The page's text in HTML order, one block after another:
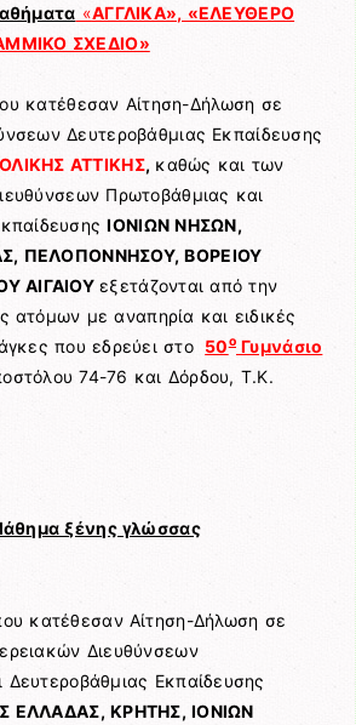
«ΑΓΓΛΙΚΑ», «ΕΛΕΥΘΕΡΟ
ΣΧΕΔΙΟ»
κατέθεσαν Αίτηση-Δήλωση σε
Δευτεροβάθμιας Εκπαίδευσης
ΑΤΤΙΚΗΣ, καθώς και των
Πρωτοβάθμιας και
ΙΟΝΙΩΝ ΝΗΣΩΝ,
ΠΕΛΟΠΟΝΝΗΣΟΥ, ΒΟΡΕΙΟΥ
ΑΙΓΑΙΟΥεξετάζονται από την
ατόμων με αναπηρία και ειδικές
που εδρεύει στο 50ο Γυμνάσιο
74-76 και Δόρδου, Τ.Κ.
ξένης γλώσσας
κατέθεσαν Αίτηση-Δήλωση σε
Διευθύνσεων
Εκπαίδευσης
ΕΛΛΑΔΑΣ, ΚΡΗΤΗΣ, ΙΟΝΙΩΝ